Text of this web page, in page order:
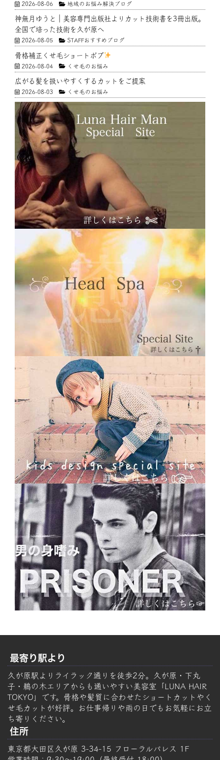
2026-08-06 地域のお悩み解決ブログ
神無月ゆうと｜美容専門出版社よりカット技術書を3冊出版。
全国で培った技術を久が原へ
2026-08-05 STAFFおすすめブログ
骨格補正くせ毛ショートボブ
2026-08-04 くせ毛のお悩み
広がる髪を扱いやすくするカットをご提案
2026-08-03 くせ毛のお悩み
最寄り駅より
久が原駅よりライラック通りを徒歩2分。久が原・下丸
子・鵜の木エリアからも通いやすい美容室「LUNA HAIR
TOKYO」です。骨格や髪質に合わせたショートカットやく
せ毛カットが好評。お仕事帰りや雨の日でもお気軽にお立
ち寄りください。
住所
東京都大田区久が原 3-34-15 フローラルパレス 1F